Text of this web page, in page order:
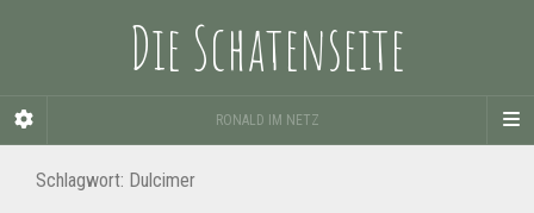
Die Schatenseite
RONALD IM NETZ
Schlagwort: Dulcimer